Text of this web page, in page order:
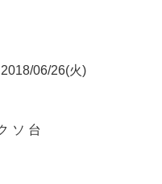
2018/06/26(火)
ソ 台